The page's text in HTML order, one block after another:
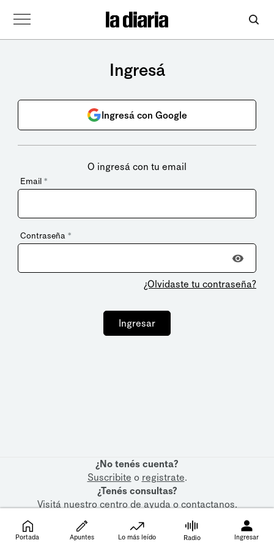
Ingresá
Ingresá con Google
O ingresá con tu email
Email *
Contraseña *
¿Olvidaste tu contraseña?
Ingresar
¿No tenés cuenta?
Suscribite o registrate.
¿Tenés consultas?
Visitá nuestrocentro de ayudaocontactanos.
Portada Apuntes Lo más leído Radio Ingresar